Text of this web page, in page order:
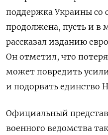
поддержка Украины со
продолжена, пусть и в
рассказал изданию
Он отметил, что
может повредить
и подорвать единство
Официальный
военного ведомства